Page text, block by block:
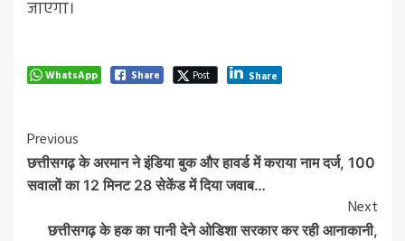
जाएगा।
WhatsApp Share Post Share
Post
Navigation
Previous
छत्तीसगढ़ के अरमान ने इंडिया बुक और हावर्ड में कराया नाम दर्ज, 100
सवालों का 12 मिनट 28 सेकेंड में दिया जवाब…
Next
छत्तीसगढ़ के हक का पानी देने ओडिशा सरकार कर रही आनाकानी,